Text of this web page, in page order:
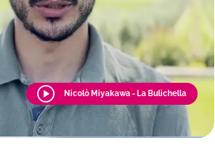
Nicolò Miyakawa - La Bulichella